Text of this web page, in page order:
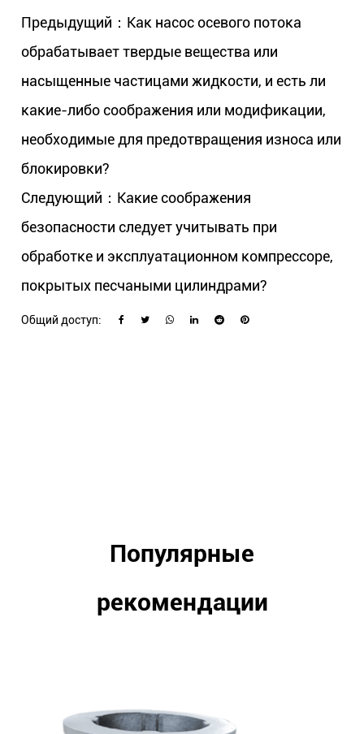
Предыдущий：Как насос осевого потока
обрабатывает твердые вещества или
насыщенные частицами жидкости, и есть ли
какие-либо соображения или модификации,
необходимые для предотвращения износа или
блокировки?
Следующий：Какие соображения
безопасности следует учитывать при
обработке и эксплуатационном компрессоре,
покрытых песчаными цилиндрами?
Общий доступ:
Популярные
рекомендации